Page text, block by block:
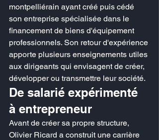
montpelliérain ayant créé puis cédé
son entreprise spécialisée dans le
financement de biens d'équipement
professionnels. Son retour d'expérience
apporte plusieurs enseignements utiles
aux dirigeants qui envisagent de créer,
développer ou transmettre leur société.
De salarié expérimenté
à entrepreneur
Avant de créer sa propre structure,
Olivier Ricard a construit une carrière